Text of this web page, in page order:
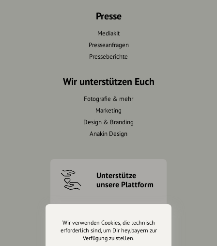
Presse
Mediakit
Presseanfragen
Presseberichte
Wir unterstützen Euch
Fotografie & mehr
Marketing
Design & Branding
Anakin Design
Unterstütze
unsere Plattform
uns für unsere Region und
für alle, die uns besuchen
wollen.
Wir verwenden Cookies, die technisch
erforderlich sind, um Dir hey.bayern zur
Verfügung zu stellen.